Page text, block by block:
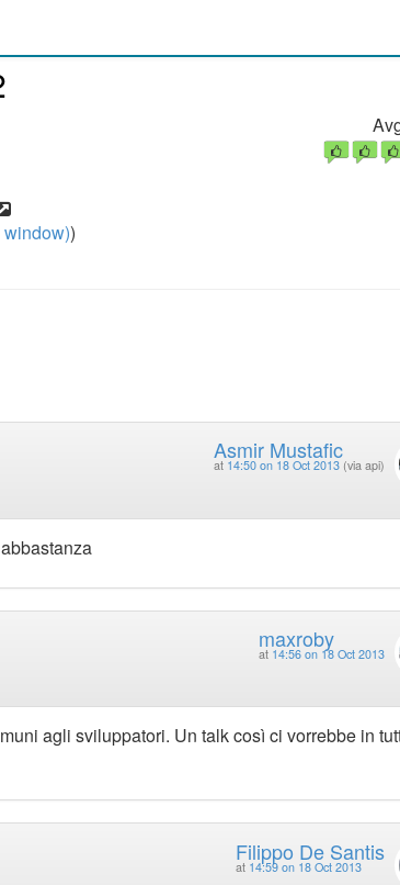
)
Asmir Mustafic
at 14:50 on 18 Oct 2013 (via api)
maxroby
at 14:56 on 18 Oct 2013
agli sviluppatori. Un talk così ci vorrebbe in
Filippo De Santis
at 14:59 on 18 Oct 2013